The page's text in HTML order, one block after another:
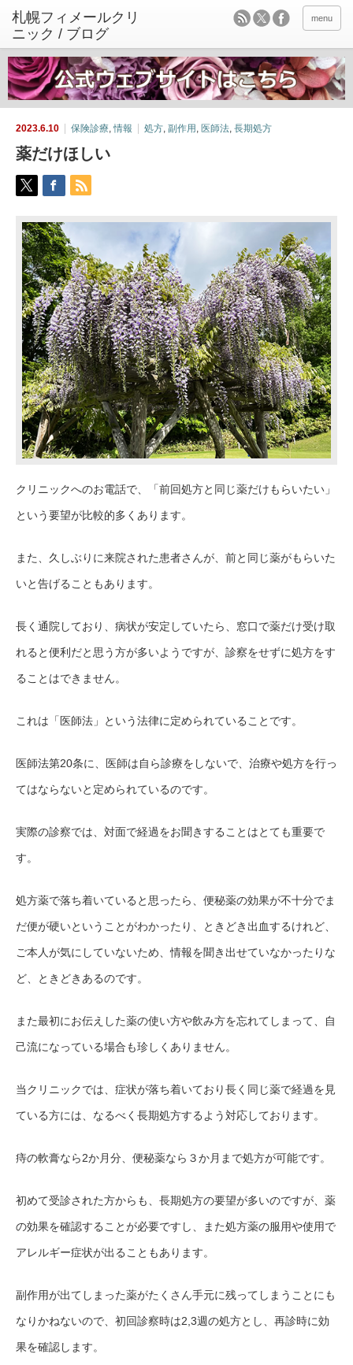
menu
2023.6.10 保険診療,情報 処方, 副作用, 医師法, 長期処方
薬だけほしい
クリニックへのお電話で、「前回処方と同じ薬だけもらいたい」
という要望が比較的多くあります。
また、久しぶりに来院された患者さんが、前と同じ薬がもらいた
いと告げることもあります。
長く通院しており、病状が安定していたら、窓口で薬だけ受け取
れると便利だと思う方が多いようですが、診察をせずに処方をす
ることはできません。
これは「医師法」という法律に定められていることです。
医師法第20条に、医師は自ら診療をしないで、治療や処方を行っ
てはならないと定められているのです。
実際の診察では、対面で経過をお聞きすることはとても重要で
す。
処方薬で落ち着いていると思ったら、便秘薬の効果が不十分でま
だ便が硬いということがわかったり、ときどき出血するけれど、
ご本人が気にしていないため、情報を聞き出せていなかったりな
ど、ときどきあるのです。
また最初にお伝えした薬の使い方や飲み方を忘れてしまって、自
己流になっている場合も珍しくありません。
当クリニックでは、症状が落ち着いており長く同じ薬で経過を見
ている方には、なるべく長期処方するよう対応しております。
痔の軟膏なら2か月分、便秘薬なら３か月まで処方が可能です。
初めて受診された方からも、長期処方の要望が多いのですが、薬
の効果を確認することが必要ですし、また処方薬の服用や使用で
アレルギー症状が出ることもあります。
副作用が出てしまった薬がたくさん手元に残ってしまうことにも
なりかねないので、初回診察時は2,3週の処方とし、再診時に効
果を確認します。